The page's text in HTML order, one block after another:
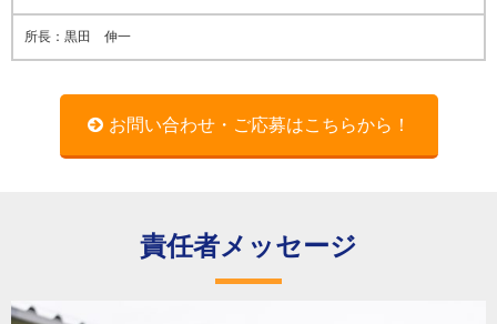
所長：黒田 伸一
お問い合わせ・ご応募はこちらから！
責任者メッセージ